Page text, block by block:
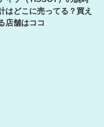
はどこに売ってる？買え
店舗はココ